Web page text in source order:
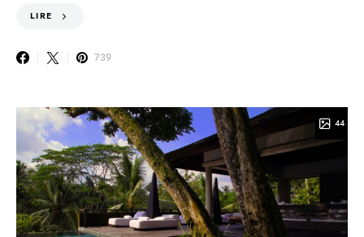
LIRE
739
44